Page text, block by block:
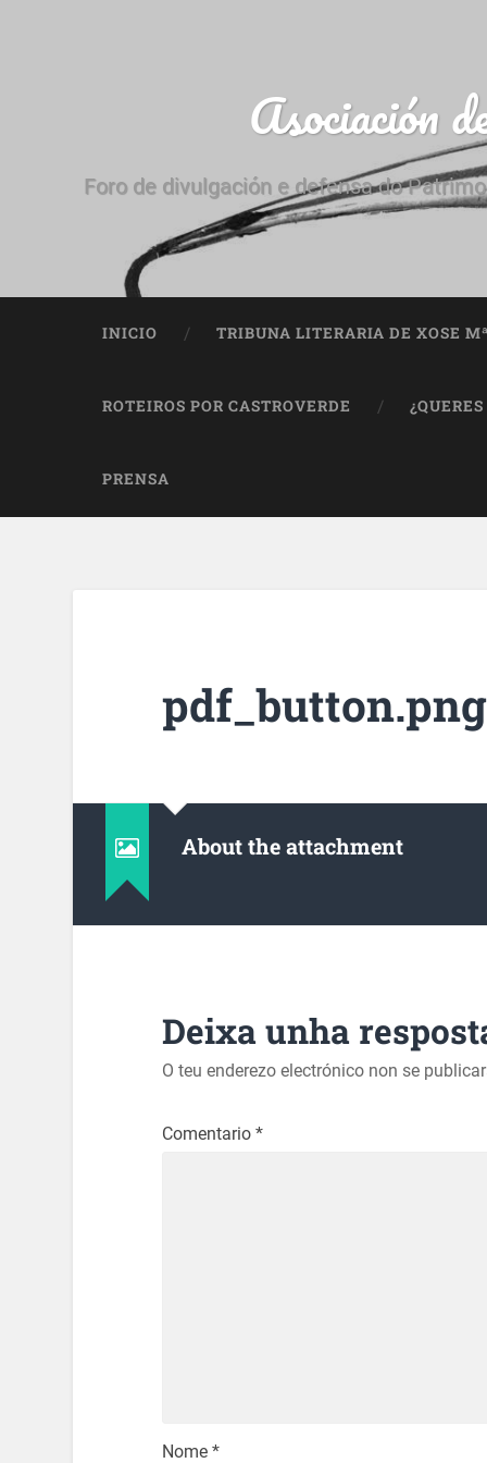
Asociación
Foro de divulgación e defensa do
INICIO TRIBUNA LITERARIA DE XOSE
ROTEIROS POR CASTROVERDE
PRENSA
pdf_button.png
About the attachment
Deixa unha
O teu enderezo electrónico non se
Comentario *
Nome *